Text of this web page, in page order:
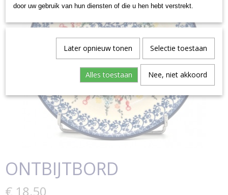
ONTBIJTBORD
€ 18,50
door uw gebruik van hun diensten of die u hen hebt verstrekt.
Later opnieuw tonen Selectie toestaan
Alles toestaan Nee, niet akkoord